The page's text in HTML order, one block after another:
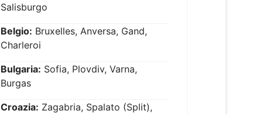
Salisburgo
Belgio: Bruxelles, Anversa, Gand,
Charleroi
Bulgaria: Sofia, Plovdiv, Varna,
Burgas
Croazia: Zagabria, Spalato (Split),